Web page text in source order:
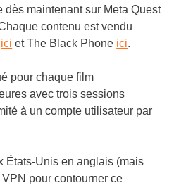
dès maintenant sur Meta Quest
contenu est vendu
ici et The Black Phone ici.
pour chaque film
avec trois sessions
à un compte utilisateur par
États-Unis en anglais (mais
pour contourner ce